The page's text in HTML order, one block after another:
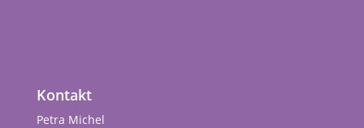
Kontakt
Petra Michel